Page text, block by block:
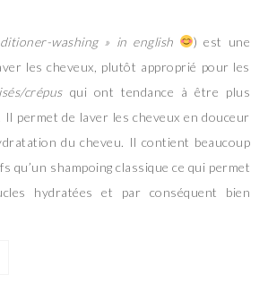
washing » in english
) est une
les cheveux, plutôt approprié pour les
crépusqui ont tendance à être plus
Il permet de laver les cheveux en douceur
du cheveu. Il contient beaucoup
qu’un shampoing classique ce qui permet
hydratées et par conséquent bien